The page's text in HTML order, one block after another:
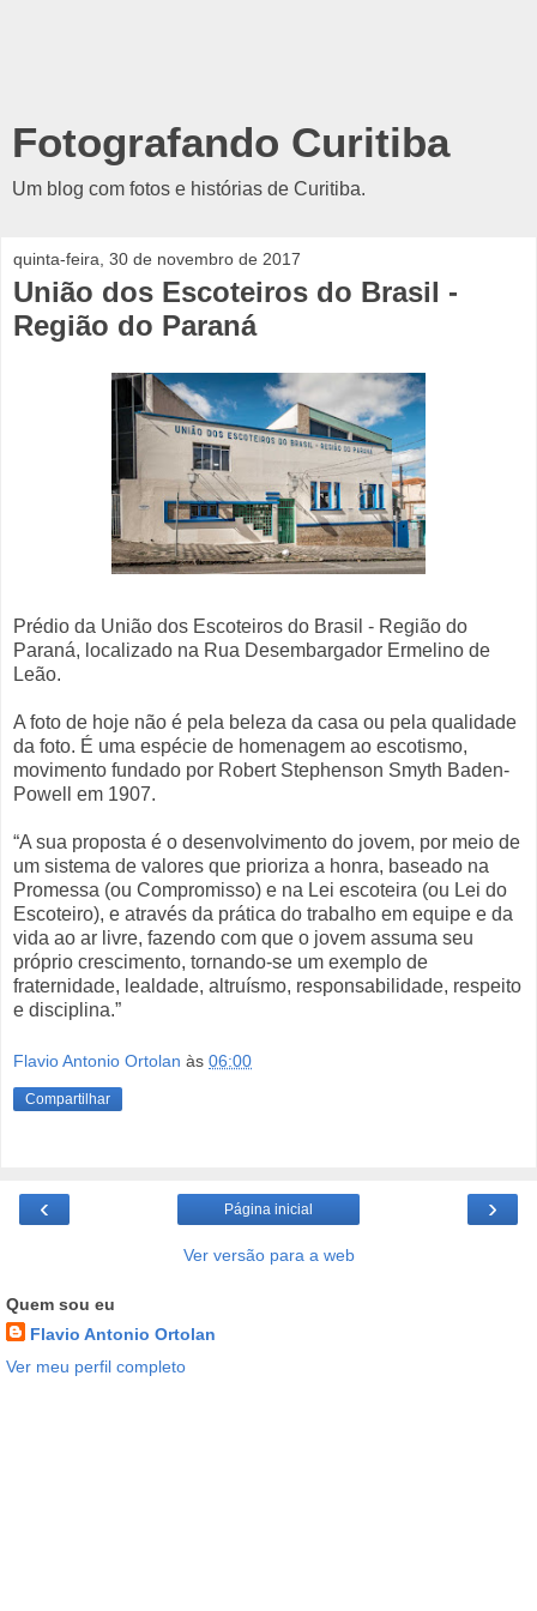
Fotografando Curitiba
Um blog com fotos e histórias de Curitiba.
quinta-feira, 30 de novembro de 2017
União dos Escoteiros do Brasil -
Região do Paraná
Prédio da União dos Escoteiros do Brasil - Região do
Paraná, localizado na Rua Desembargador Ermelino de
Leão.
A foto de hoje não é pela beleza da casa ou pela qualidade
da foto. É uma espécie de homenagem ao escotismo,
movimento fundado por Robert Stephenson Smyth Baden-
Powell em 1907.
“A sua proposta é o desenvolvimento do jovem, por meio de
um sistema de valores que prioriza a honra, baseado na
Promessa (ou Compromisso) e na Lei escoteira (ou Lei do
Escoteiro), e através da prática do trabalho em equipe e da
vida ao ar livre, fazendo com que o jovem assuma seu
próprio crescimento, tornando-se um exemplo de
fraternidade, lealdade, altruísmo, responsabilidade, respeito
e disciplina.”
Flavio Antonio Ortolan às 06:00
Compartilhar
‹ ›
Página inicial
Ver versão para a web
Quem sou eu
Flavio Antonio Ortolan
Ver meu perfil completo